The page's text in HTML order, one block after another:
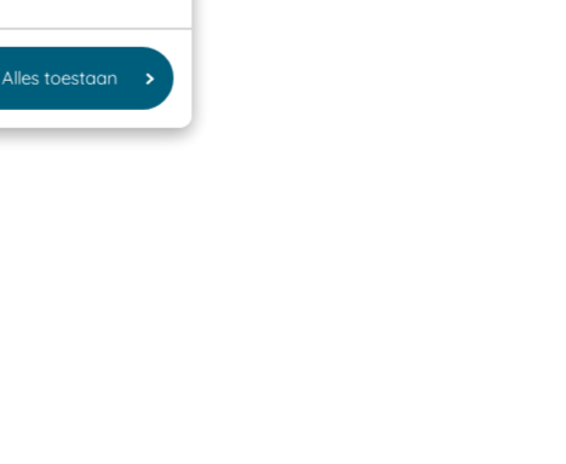
Alles toestaan